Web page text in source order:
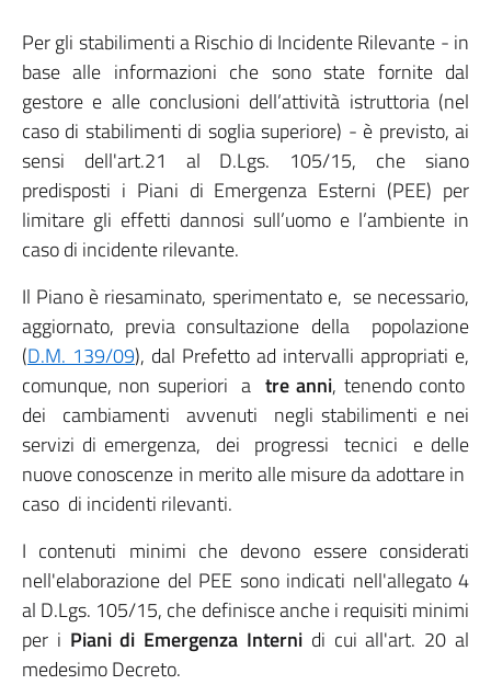
Per gli stabilimenti a Rischio di Incidente Rilevante - in
base alle informazioni che sono state fornite dal
gestore e alle conclusioni dell’attività istruttoria (nel
caso di stabilimenti di soglia superiore) - è previsto, ai
sensi dell'art.21 al D.Lgs. 105/15, che siano
predisposti i Piani di Emergenza Esterni (PEE) per
limitare gli effetti dannosi sull’uomo e l’ambiente in
caso di incidente rilevante.
Il Piano è riesaminato, sperimentato e, se necessario,
aggiornato, previa consultazione della popolazione
(D.M. 139/09), dal Prefetto ad intervalli appropriati e,
comunque, non superiori a tre anni, tenendo conto
dei cambiamenti avvenuti negli stabilimenti e nei
servizi di emergenza, dei progressi tecnici e delle
nuove conoscenze in merito alle misure da adottare in
caso di incidenti rilevanti.
I contenuti minimi che devono essere considerati
nell'elaborazione del PEE sono indicati nell'allegato 4
al D.Lgs. 105/15, che definisce anche i requisiti minimi
per i Piani di Emergenza Interni di cui all'art. 20 al
medesimo Decreto.